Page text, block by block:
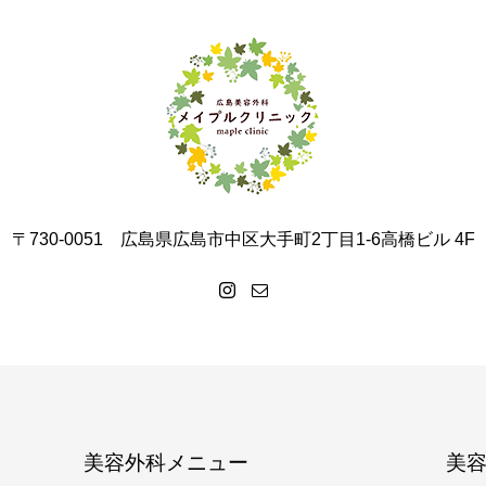
〒730-0051 広島県広島市中区大手町2丁目1-6高橋ビル 4F
美容外科メニュー 美